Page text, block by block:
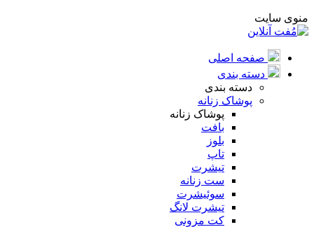
منوی سایت
صفحه اصلی
دسته بندی
دسته بندی
پوشاک زنانه
پوشاک زنانه
بافت
بلوز
تاپ
تیشرت
ست زنانه
سوئیشرت
تیشرت لانگ
کت مزونی